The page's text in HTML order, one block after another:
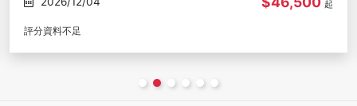
起
評分資料不足